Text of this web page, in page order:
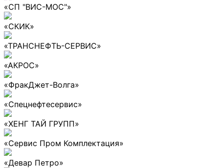
«СП "ВИС-МОС"»
«СКИК»
«ТРАНСНЕФТЬ-СЕРВИС»
«АКРОС»
«ФракДжет-Волга»
«Спецнефтесервис»
«ХЕНГ ТАЙ ГРУПП»
«Сервис Пром Комплектация»
«Девар Петро»